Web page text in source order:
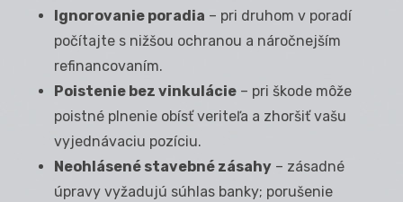
Ignorovanie poradia – pri druhom v poradí
počítajte s nižšou ochranou a náročnejším
refinancovaním.
Poistenie bez vinkulácie – pri škode môže
poistné plnenie obísť veriteľa a zhoršiť vašu
vyjednávaciu pozíciu.
Neohlásené stavebné zásahy – zásadné
úpravy vyžadujú súhlas banky; porušenie